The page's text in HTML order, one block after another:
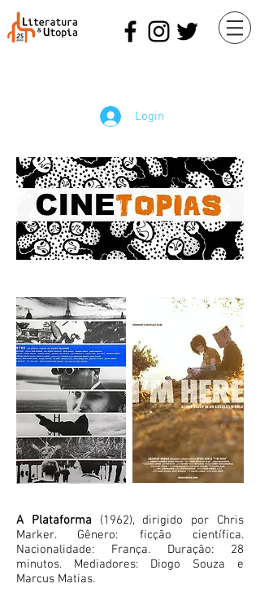
Login
A Plataforma (1962), dirigido por Chris
Marker. Gênero: ficção científica.
Nacionalidade: França. Duração: 28
minutos. Mediadores: Diogo Souza e
Marcus Matias.